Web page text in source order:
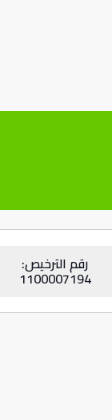
رقم الترخيص:
1100007194